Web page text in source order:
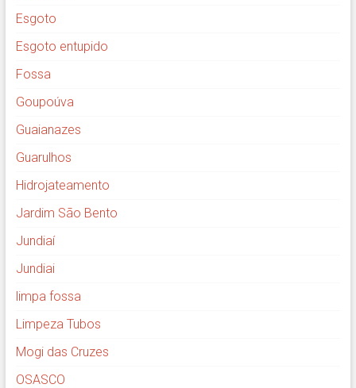
Esgoto
Esgoto entupido
Fossa
Goupoúva
Guaianazes
Guarulhos
Hidrojateamento
Jardim São Bento
Jundiaí
Jundiai
limpa fossa
Limpeza Tubos
Mogi das Cruzes
OSASCO